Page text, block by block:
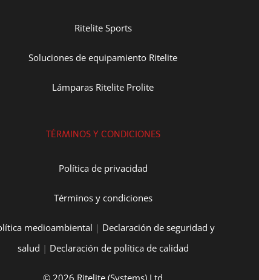
Ritelite Sports
Soluciones de equipamiento Ritelite
Lámparas Ritelite Prolite
TÉRMINOS Y CONDICIONES
Política de privacidad
Términos y condiciones
medioambiental | Declaración de seguridad y
salud | Declaración de política de calidad
© 2026 Ritelite (Systems) Ltd